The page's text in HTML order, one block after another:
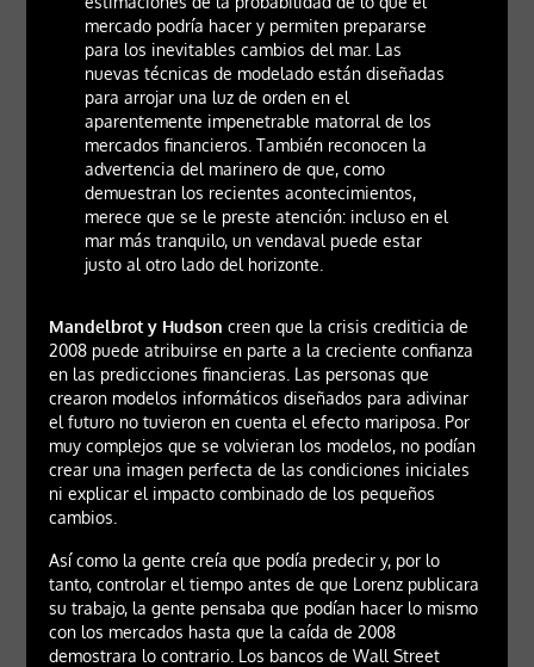
mercado podría hacer y permiten prepararse
para los inevitables cambios del mar. Las
nuevas técnicas de modelado están diseñadas
para arrojar una luz de orden en el
aparentemente impenetrable matorral de los
mercados financieros. También reconocen la
advertencia del marinero de que, como
demuestran los recientes acontecimientos,
merece que se le preste atención: incluso en el
mar más tranquilo, un vendaval puede estar
justo al otro lado del horizonte.
Mandelbrot y Hudson creen que la crisis crediticia de
2008 puede atribuirse en parte a la creciente confianza
en las predicciones financieras. Las personas que
crearon modelos informáticos diseñados para adivinar
el futuro no tuvieron en cuenta el efecto mariposa. Por
muy complejos que se volvieran los modelos, no podían
crear una imagen perfecta de las condiciones iniciales
ni explicar el impacto combinado de los pequeños
cambios.
Así como la gente creía que podía predecir y, por lo
tanto, controlar el tiempo antes de que Lorenz publicara
su trabajo, la gente pensaba que podían hacer lo mismo
con los mercados hasta que la caída de 2008
demostrara lo contrario. Los bancos de Wall Street